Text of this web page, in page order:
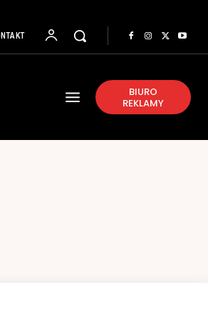
BIURO
REKLAMY